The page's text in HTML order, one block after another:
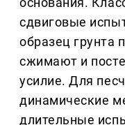
сдвиговые
образец грунта
сжимают и
усилие. Для
динамические
длительные